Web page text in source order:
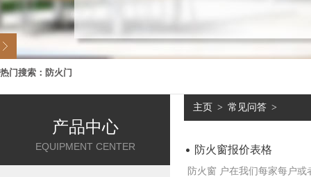
热门搜索： 防火门
产品中心
EQUIPMENT CENTER
主页 > 常见问答 >
防火窗报价表格
防火窗 户在我们每家每户